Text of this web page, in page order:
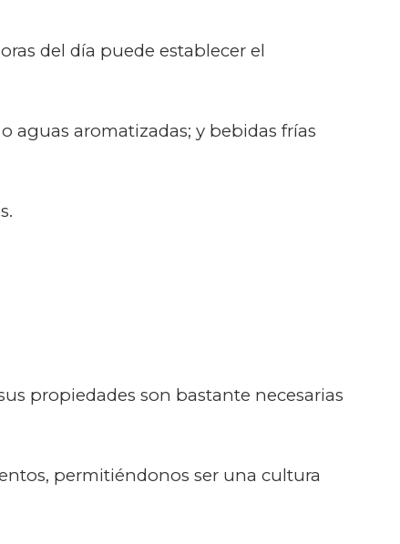
del día puede establecer el
aguas aromatizadas; y bebidas frías
propiedades son bastante necesarias
permitiéndonos ser una cultura